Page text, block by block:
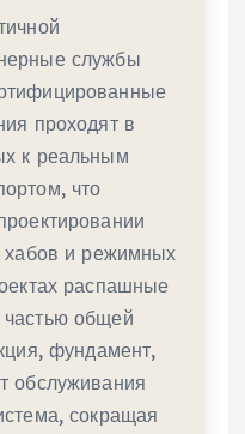
службы
проходят в
к реальным
что
хабов и режимных
распашные
общей
фундамент,
обслуживания
сокращая